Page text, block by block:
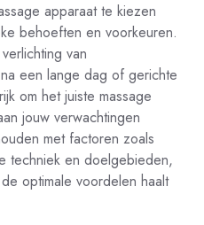
apparaat te kiezen
behoeften en voorkeuren.
van
een lange dag of gerichte
om het juiste massage
jouw verwachtingen
met factoren zoals
techniek en doelgebieden,
optimale voordelen haalt